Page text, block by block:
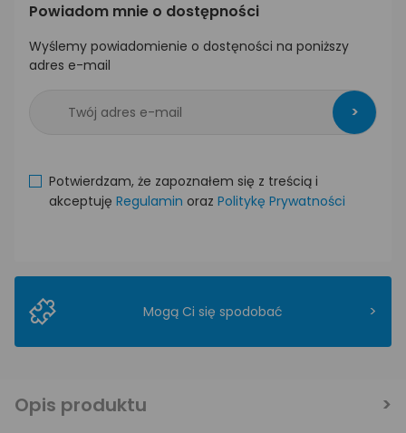
Powiadom mnie o dostępności
Wyślemy powiadomienie o dostęności na poniższy
adres e-mail
>
Potwierdzam, że zapoznałem się z treścią i
akceptuję Regulamin oraz Politykę Prywatności
Mogą Ci się spodobać >
Opis produktu